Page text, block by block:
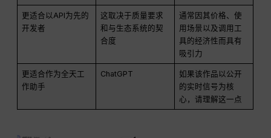
更适合以API为先的
开发者
这取决于质量要求
和与生态系统的契
合度
通常因其价格、使
用场景以及调用工
具的经济性而具有
吸引力
更适合作为全天工
作助手
ChatGPT
如果该作品以公开
的实时信号为核
心，请理解这一点